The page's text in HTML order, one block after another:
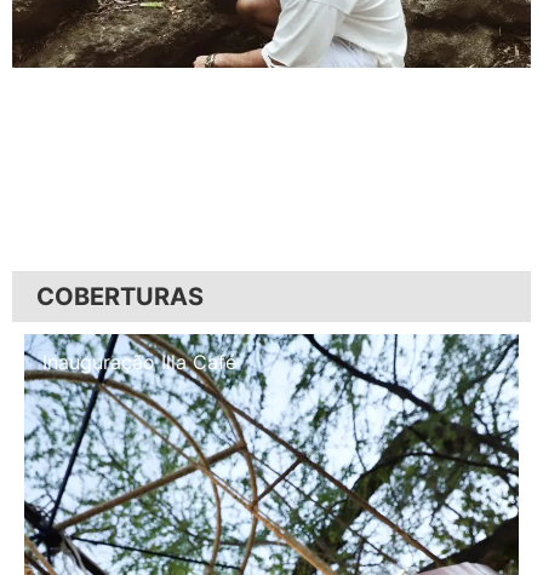
COBERTURAS
Inauguração Illa Café